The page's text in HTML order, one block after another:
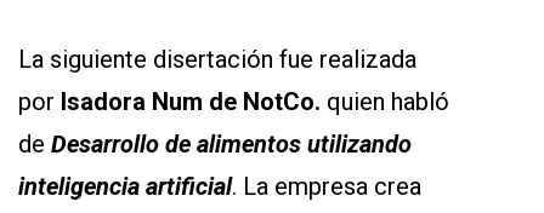
La siguiente disertación fue realizada
por Isadora Num de NotCo. quien habló
de Desarrollo de alimentos utilizando
inteligencia artificial. La empresa crea